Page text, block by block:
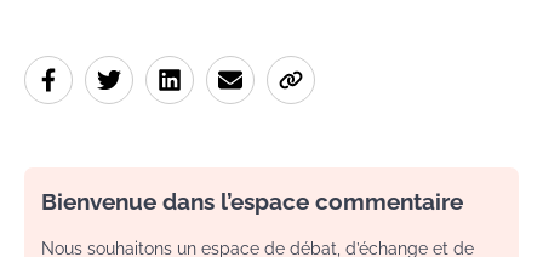
Bienvenue dans l’espace commentaire
Nous souhaitons un espace de débat, d’échange et de